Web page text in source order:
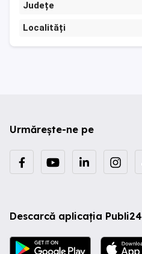
Județe
Localități
Urmărește-ne pe
Descarcă aplicația Publi24